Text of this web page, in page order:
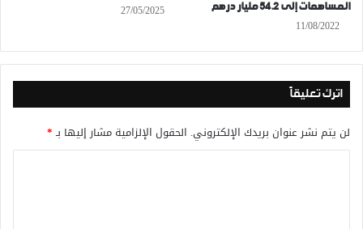
المساهمات إلى 54.2 مليار درهم
11/08/2022
27/05/2025
اترك تعليقاً
لن يتم نشر عنوان بريدك الإلكتروني. الحقول الإلزامية مشار إليها بـ*